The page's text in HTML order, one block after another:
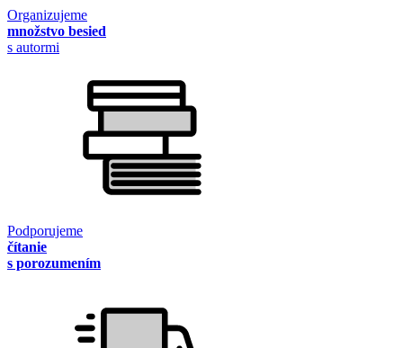
Organizujeme
množstvo besied
s autormi
Podporujeme
čítanie
s porozumením